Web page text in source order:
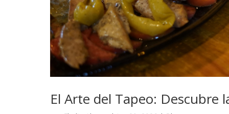
El Arte del Tapeo: Descubre